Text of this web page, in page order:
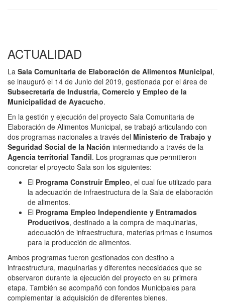
ACTUALIDAD
La Sala Comunitaria de Elaboración de Alimentos Municipal,
se inauguró el 14 de Junio del 2019, gestionada por el área de
Subsecretaría de Industria, Comercio y Empleo de la
Municipalidad de Ayacucho.
En la gestión y ejecución del proyecto Sala Comunitaria de
Elaboración de Alimentos Municipal, se trabajó articulando con
dos programas nacionales a través del Ministerio de Trabajo y
Seguridad Social de la Nación intermediando a través de la
Agencia territorial Tandil. Los programas que permitieron
concretar el proyecto Sala son los siguientes:
El Programa Construir Empleo, el cual fue utilizado para
la adecuación de infraestructura de la Sala de elaboración
de alimentos.
El Programa Empleo Independiente y Entramados
Productivos, destinado a la compra de maquinarias,
adecuación de infraestructura, materias primas e insumos
para la producción de alimentos.
Ambos programas fueron gestionados con destino a
infraestructura, maquinarias y diferentes necesidades que se
observaron durante la ejecución del proyecto en su primera
etapa. También se acompañó con fondos Municipales para
complementar la adquisición de diferentes bienes.